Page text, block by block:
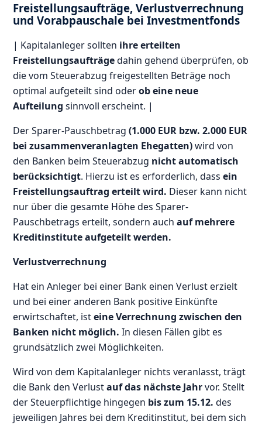
Freistellungsaufträge, Verlustverrechnung
und Vorabpauschale bei Investmentfonds
| Kapitalanleger sollten ihre erteilten
Freistellungsaufträgedahin gehend überprüfen, ob
die vom Steuerabzug freigestellten Beträge noch
optimal aufgeteilt sind oderob eine neue
Aufteilung sinnvoll erscheint. |
Der Sparer-Pauschbetrag(1.000 EUR bzw. 2.000 EUR
bei zusammenveranlagten Ehegatten)wird von
den Banken beim Steuerabzug nicht automatisch
berücksichtigt. Hierzu ist es erforderlich, dassein
Freistellungsauftrag erteilt wird. Dieser kann nicht
nur über die gesamte Höhe des Sparer-
Pauschbetrags erteilt, sondern auchauf mehrere
Kreditinstitute aufgeteilt werden.
Verlustverrechnung
Hat ein Anleger bei einer Bank einen Verlust erzielt
und bei einer anderen Bank positive Einkünfte
erwirtschaftet, isteine Verrechnung zwischen den
Banken nicht möglich. In diesen Fällen gibt es
grundsätzlich zwei Möglichkeiten.
Wird von dem Kapitalanleger nichts veranlasst, trägt
die Bank den Verlustauf das nächste Jahrvor. Stellt
der Steuerpflichtige hingegen bis zum 15.12. des
jeweiligen Jahres bei dem Kreditinstitut, bei dem sich